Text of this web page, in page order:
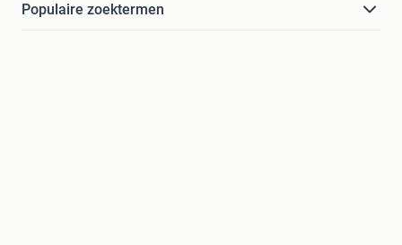
Populaire zoektermen